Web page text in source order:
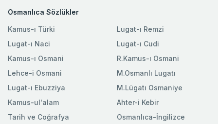
Osmanlıca Sözlükler
Kamus-ı Türki
Lugat-ı Naci
Kamus-ı Osmani
Lehce-i Osmani
Lugat-ı Ebuzziya
Lugat-ı Remzi
Lugat-ı Cudi
R.Kamus-ı Osmani
M.Osmanlı Lugatı
M.Lügatı Osmaniye
Kamus-ul'alam
Tarih ve Coğrafya
Ahter-i Kebir
Osmanlıca-İngilizce